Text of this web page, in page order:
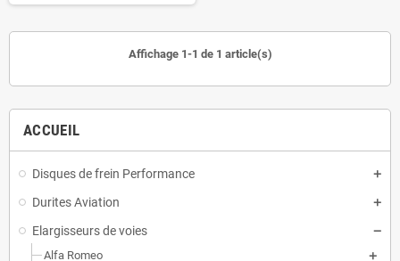
ACCUEIL
Disques de frein Performance
Durites Aviation
Elargisseurs de voies
Alfa Romeo
Affichage 1-1 de 1 article(s)